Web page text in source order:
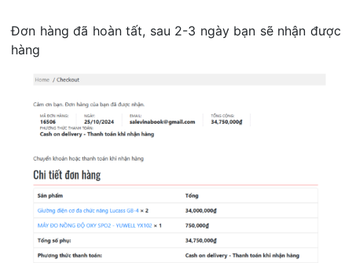
Đơn hàng đã hoàn tất, sau 2-3 ngày bạn sẽ nhận được
hàng